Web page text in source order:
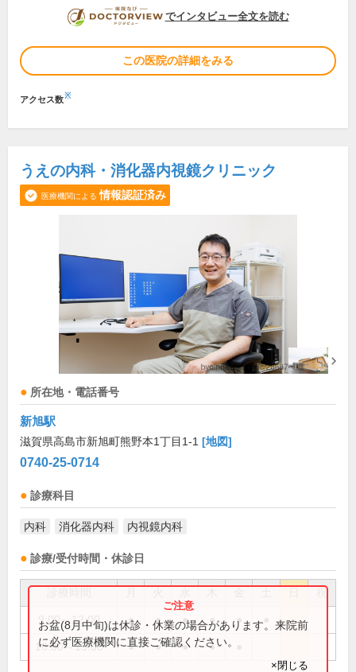
DOCTORVIEW
でインタビュー全文を読む
この医院の詳細をみる
アクセス数※
うえの内科・消化器内視鏡クリニック
医療機関による 情報認証済み
所在地・電話番号
新旭駅
滋賀県高島市新旭町熊野本1丁目1-1 [地図]
0740-25-0714
診療科目
内科 消化器内科 内視鏡内科
診療/受付時間・休診日
祝
9:00～12:00 ● ● ● ● ●
16:00～19:00 ● ● ● ●
お盆(8月中旬)は休診・休業の場合があります。来院前
に必ず医療機関に直接ご確認ください。
×閉じる